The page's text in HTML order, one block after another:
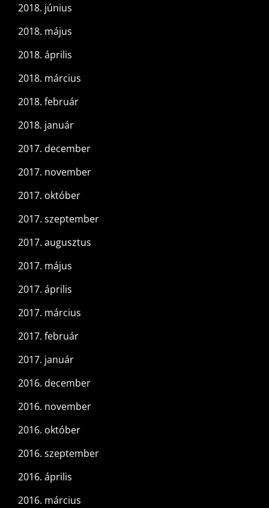
2018. június
2018. május
2018. április
2018. március
2018. február
2018. január
2017. december
2017. november
2017. október
2017. szeptember
2017. augusztus
2017. május
2017. április
2017. március
2017. február
2017. január
2016. december
2016. november
2016. október
2016. szeptember
2016. április
2016. március